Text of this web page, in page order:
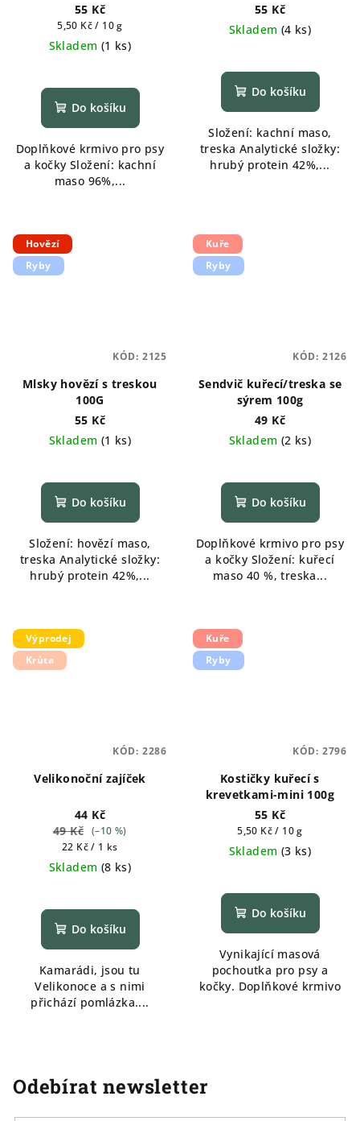
55 Kč
Měrná
cena:
5,50 Kč / 10 g
Skladem (1 ks)
Do košíku
Doplňkové krmivo pro psy
a kočky Složení: kachní
maso 96%,...
55 Kč
Skladem (4 ks)
Do košíku
Složení: kachní maso,
treska Analytické složky:
hrubý protein 42%,...
Hovězí
Ryby
Mlsky hovězí s treskou
100G
55 Kč
Skladem (1 ks)
Do košíku
Složení: hovězí maso,
treska Analytické složky:
hrubý protein 42%,...
KÓD: 2125
Kuře
Ryby
Sendvič kuřecí/treska se
sýrem 100g
49 Kč
Skladem (2 ks)
Do košíku
Doplňkové krmivo pro psy
a kočky Složení: kuřecí
maso 40 %, treska...
KÓD: 2126
Výprodej
Krůta
Velikonoční zajíček
44 Kč
49 Kč (–10 %)
Měrná
cena:
22 Kč / 1 ks
Skladem (8 ks)
hodnocení
produktu
z
5
hvězdiček.
Do košíku
Kamarádi, jsou tu
Velikonoce a s nimi
přichází pomlázka....
KÓD: 2286
Kuře
Ryby
Kostičky kuřecí s
krevetkami-mini 100g
55 Kč
Měrná
cena:
5,50 Kč / 10 g
Skladem (3 ks)
Do košíku
Vynikající masová
pochoutka pro psy a
kočky. Doplňkové krmivo
KÓD: 2796
Odebírat newsletter